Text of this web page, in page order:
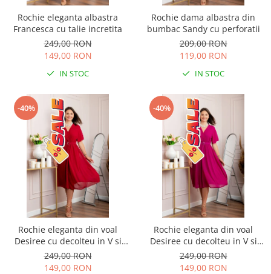
Rochie eleganta albastra
Francesca cu talie incretita
249,00 RON
149,00 RON
IN STOC
Rochie dama albastra din
bumbac Sandy cu perforatii
209,00 RON
119,00 RON
IN STOC
-40%
Rochie eleganta din voal
Desiree cu decolteu in V si
curea - Grena
249,00 RON
149,00 RON
-40%
Rochie eleganta din voal
Desiree cu decolteu in V si
curea - Fuchsia
249,00 RON
149,00 RON